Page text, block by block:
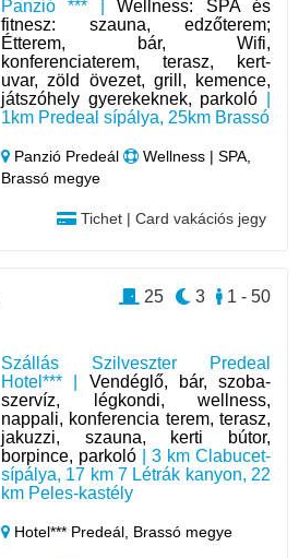
Panzió *** |Wellness: SPA és
fitnesz: szauna, edzőterem;
Étterem, bár, Wifi,
konferenciaterem, terasz, kert-
uvar, zöld övezet, grill, kemence,
játszóhely gyerekeknek, parkoló
1km Predeal sípálya, 25km Brassó
Panzió Predeál
Wellness | SPA,
Brassó megye
Tichet | Card vakációs jegy
Szállás Szilveszter Predeal
Hotel*** | Vendéglő, bár, szoba-
szervíz, légkondi, wellness,
nappali, konferencia terem, terasz,
jakuzzi, szauna, kerti bútor,
borpince, parkoló | 3 km Clabucet-
sípálya, 17 km 7 Létrák kanyon, 22
km Peles-kastély
Hotel*** Predeál, Brassó megye
1 - 50
3
25